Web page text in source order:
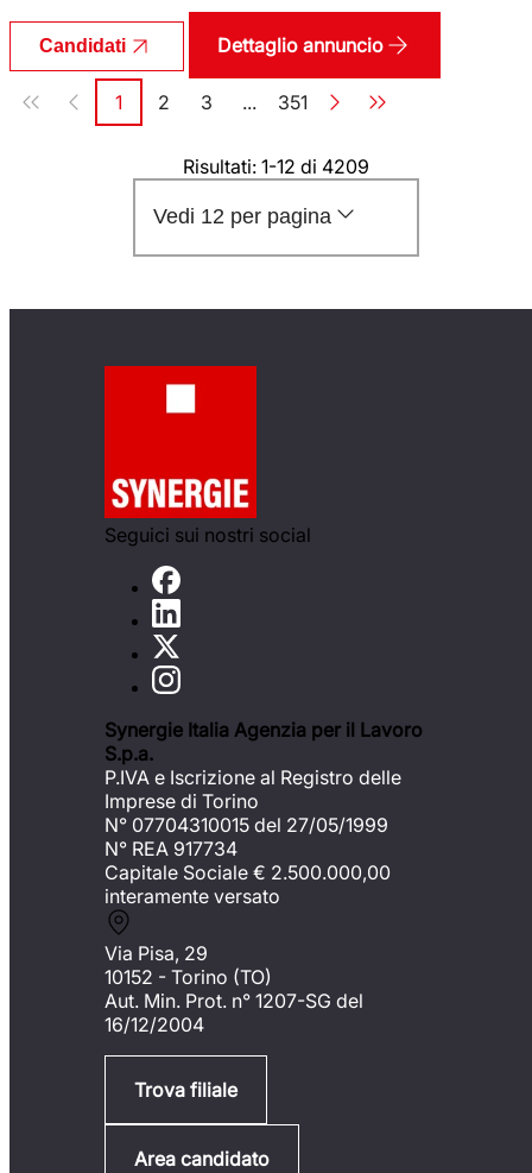
Candidati Dettaglio annuncio
Paginazione
Pagina
1 Pagina
2 Pagina
3 ... Pagina
351
Risultati: 1-12 di 4209
Vedi 12 per pagina
Seguici sui nostri social
Synergie Italia Agenzia per il Lavoro
S.p.a.
P.IVA e Iscrizione al Registro delle
Imprese di Torino
N° 07704310015 del 27/05/1999
N° REA 917734
Capitale Sociale € 2.500.000,00
interamente versato
Via Pisa, 29
10152 - Torino (TO)
Aut. Min. Prot. n° 1207-SG del
16/12/2004
Trova filiale
Area candidato